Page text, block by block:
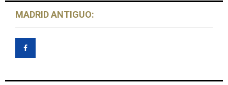
MADRID ANTIGUO: